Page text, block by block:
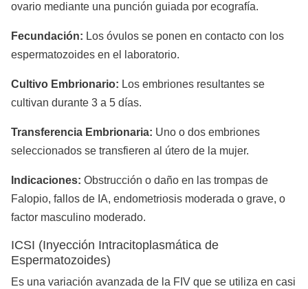
ovario mediante una punción guiada por ecografía.
Fecundación: Los óvulos se ponen en contacto con los
espermatozoides en el laboratorio.
Cultivo Embrionario: Los embriones resultantes se
cultivan durante 3 a 5 días.
Transferencia Embrionaria: Uno o dos embriones
seleccionados se transfieren al útero de la mujer.
Indicaciones: Obstrucción o daño en las trompas de
Falopio, fallos de IA, endometriosis moderada o grave, o
factor masculino moderado.
ICSI (Inyección Intracitoplasmática de
Espermatozoides)
Es una variación avanzada de la FIV que se utiliza en casi